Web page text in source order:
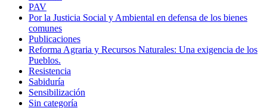
PAV
Por la Justicia Social y Ambiental en defensa de los bienes
comunes
Publicaciones
Reforma Agraria y Recursos Naturales: Una exigencia de los
Pueblos.
Resistencia
Sabiduría
Sensibilización
Sin categoría